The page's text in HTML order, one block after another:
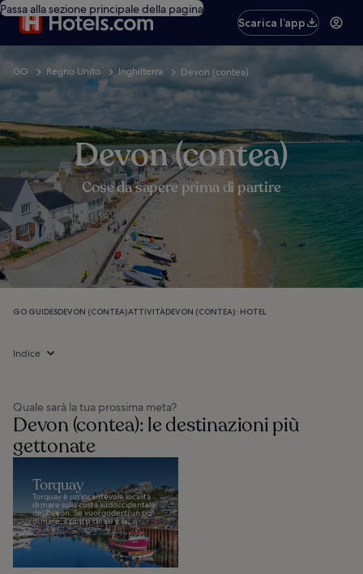
Passa alla sezione principale della pagina
Scarica l’app
GO Regno Unito Inghilterra Devon (contea)
Devon (contea)
Cose da sapere prima di partire
GO GUIDESDEVON (CONTEA)ATTIVITÀDEVON (CONTEA): HOTEL
Indice
Quale sarà la tua prossima meta?
Devon (contea): le destinazioni più
gettonate
Torquay
Torquay è un'incantevole località
di mare sulla costa sudoccidentale
del Devon. Se vuoi goderti un po'
di mare, il posto ideale è la...